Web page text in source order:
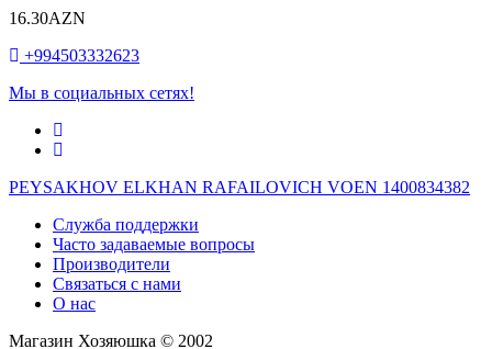
16.30AZN
+994503332623
Мы в социальных сетях!
PEYSAKHOV ELKHAN RAFAILOVICH VOEN 1400834382
Служба поддержки
Часто задаваемые вопросы
Производители
Связаться с нами
О нас
Магазин Хозяюшка © 2002